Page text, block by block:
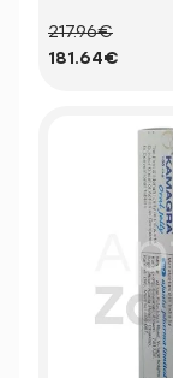
217.96€
181.64€